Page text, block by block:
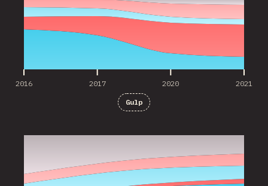
2016 2017 2020 2021
Gulp